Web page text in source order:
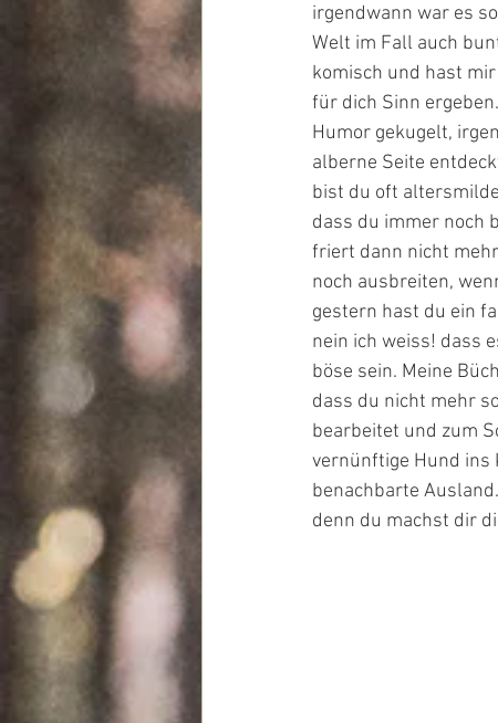
irgendwann war es
Welt im Fall auch
komisch und hast
für dich Sinn
Humor gekugelt,
alberne Seite
bist du oft
dass du immer noch
friert dann nicht
noch ausbreiten,
gestern hast du ein
nein ich weiss! dass
böse sein. Meine
dass du nicht mehr
bearbeitet und zum
vernünftige Hund ins
benachbarte
denn du machst dir